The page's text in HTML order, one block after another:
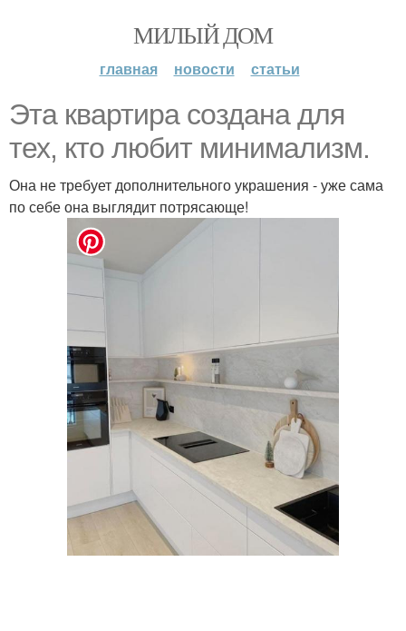
МИЛЫЙ ДОМ
главная новости статьи
Эта квартира создана для
тех, кто любит минимализм.
Она не требует дополнительного украшения - уже сама
по себе она выглядит потрясающе!